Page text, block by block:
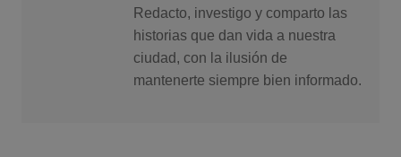
Redacto, investigo y comparto las
historias que dan vida a nuestra
ciudad, con la ilusión de
mantenerte siempre bien informado.